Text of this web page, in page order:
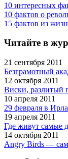
10 интересных
10 фактов о
15 фактов из
Читайте в
21 сентября 2011
Безграмотный
12 октября 2011
Виски, разлитый
10 апреля 2011
29 февраля в
19 апреля 2011
Где живут самые
14 октября 2011
Angry Birds —